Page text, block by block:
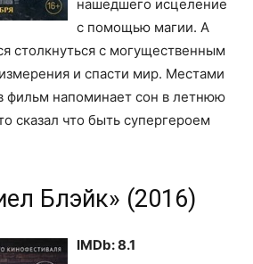
нашедшего исцеление
с помощью магии. А
столкнуться с могущественным
и спасти мир. Местами
фильм напоминает сон в летнюю
сказал что быть супергероем
Блэйк» (2016)
IMDb: 8.1